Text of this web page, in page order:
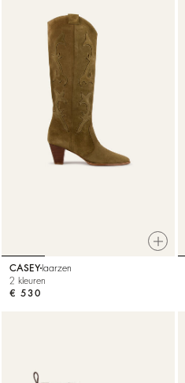
CASEY laarzen
2 kleuren
€ 530